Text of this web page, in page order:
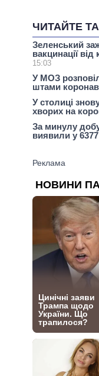
ЧИТАЙТЕ
Зеленський
вакцинації від
15:03
У МОЗ
штами
У столиці
хворих на
За минулу добу
виявили у